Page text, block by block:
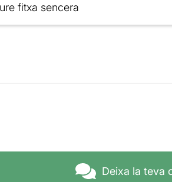
fitxa sencera
Deixa la teva